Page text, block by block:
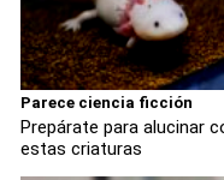
Parece ciencia ficción
Prepárate para alucinar
estas criaturas